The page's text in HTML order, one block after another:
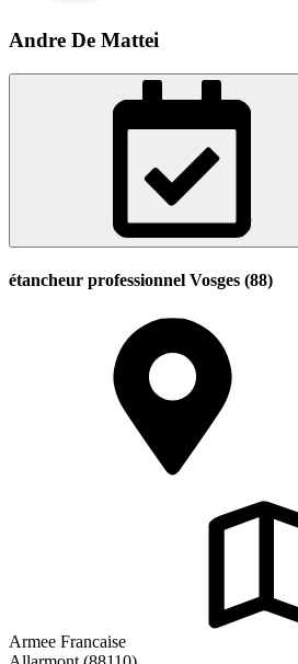
Andre De Mattei
étancheur professionnel Vosges (88)
Armee Francaise